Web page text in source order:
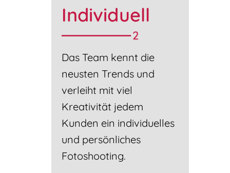
Individuell
Das Team kennt die
neusten Trends und
verleiht mit viel
Kreativität jedem
Kunden ein individuelles
und persönliches
Fotoshooting.